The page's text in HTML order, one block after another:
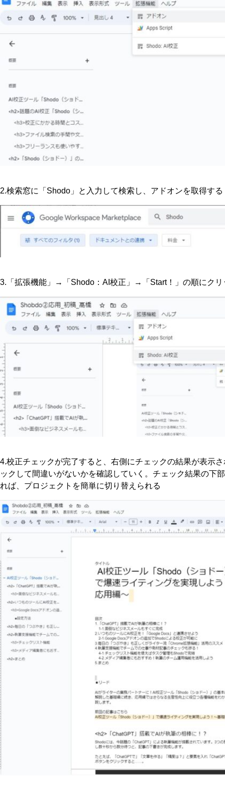
2.検索窓に「Shodo」と入力して検索し、アドオンを取得する
3.「拡張機能」→「Shodo：AI校正」→「Start！」の順にクリ
4.校正チェックが完了すると、右側にチェックの結果が表示
ックして間違いがないかを確認していく。チェック結果の下
れば、プロジェクトを簡単に切り替えられる